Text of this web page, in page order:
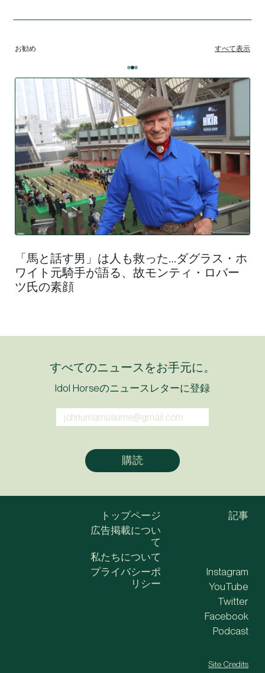
お勧め すべて表示
「馬と話す男」は人も救った…ダグラス・ホ
ワイト元騎手が語る、故モンティ・ロバー
ツ氏の素顔
すべてのニュースをお手元に。
Idol Horseのニュースレターに登録
トップページ
広告掲載につい
て
私たちについて
記事
プライバシーポ
リシー
Instagram
YouTube
Twitter
Facebook
Podcast
Site Credits